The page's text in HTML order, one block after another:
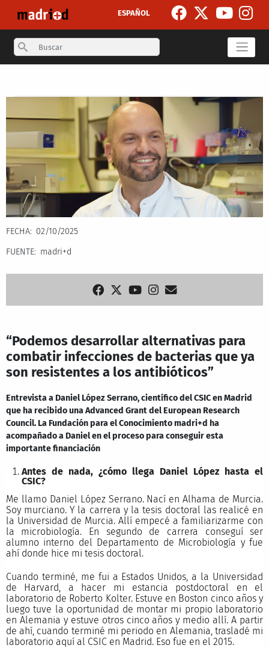
ESPAÑOL
Search
FECHA
02/10/2025
FUENTE
madri+d
“Podemos desarrollar alternativas para
combatir infecciones de bacterias que ya
son resistentes a los antibióticos”
Entrevista a Daniel López Serrano, científico del CSIC en Madrid
que ha recibido una Advanced Grant del European Research
Council. La Fundación para el Conocimiento madri+d ha
acompañado a Daniel en el proceso para conseguir esta
importante financiación
Antes de nada, ¿cómo llega Daniel López hasta el
CSIC?
Me llamo Daniel López Serrano. Nací en Alhama de Murcia.
Soy murciano. Y la carrera y la tesis doctoral las realicé en
la Universidad de Murcia. Allí empecé a familiarizarme con
la microbiología. En segundo de carrera conseguí ser
alumno interno del Departamento de Microbiología y fue
ahí donde hice mi tesis doctoral.
Cuando terminé, me fui a Estados Unidos, a la Universidad
de Harvard, a hacer mi estancia postdoctoral en el
laboratorio de Roberto Kolter. Estuve en Boston cinco años y
luego tuve la oportunidad de montar mi propio laboratorio
en Alemania y estuve otros cinco años y medio allí. A partir
de ahí, cuando terminé mi periodo en Alemania, trasladé mi
laboratorio aquí al CSIC en Madrid. Eso fue en el 2015.